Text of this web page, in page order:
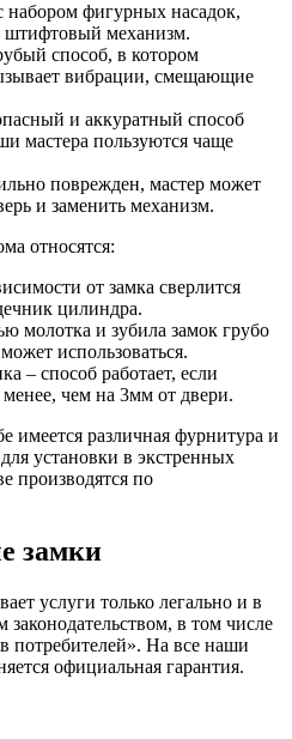
фигурных насадок,
механизм.
способ, в котором
вибрации, смещающие
и аккуратный способ
мастера пользуются чаще
поврежден, мастер может
и заменить механизм.
относятся:
от замка сверлится
цилиндра.
молотка и зубила замок грубо
использоваться.
– способ работает, если
чем на 3мм от двери.
имеется различная фурнитура и
установки в экстренных
производятся по
замки
услуги только легально и в
в том числе
потребителей». На все наши
официальная гарантия.